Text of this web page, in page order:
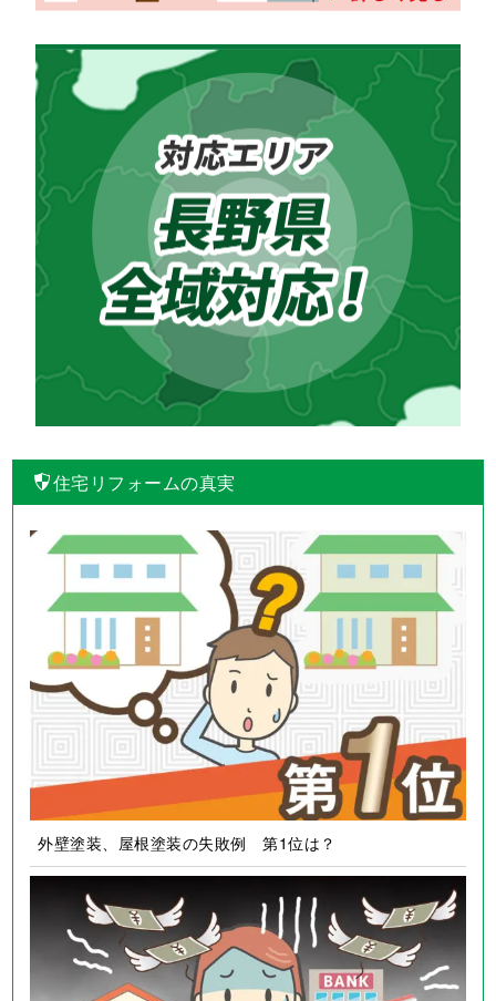
住宅リフォームの真実
外壁塗装、屋根塗装の失敗例 第1位は？